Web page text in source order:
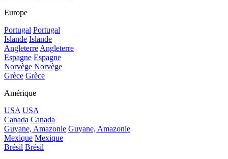
Europe
Portugal Portugal
Islande Islande
Angleterre Angleterre
Espagne Espagne
Norvège Norvège
Grèce Grèce
Amérique
USA USA
Canada Canada
Guyane, Amazonie Guyane, Amazonie
Mexique Mexique
Brésil Brésil